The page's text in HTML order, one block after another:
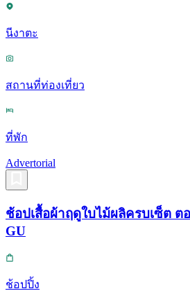
นีงาตะ
สถานที่ท่องเที่ยว
ที่พัก
Advertorial
ช้อปเสื้อผ้าฤดูใบไม้ผลิครบเซ็ต
GU
ช้อปปิ้ง